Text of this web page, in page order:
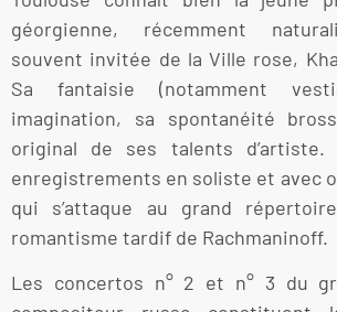
géorgienne, récemment
souvent invitée de la Ville rose,
Sa fantaisie (notamment
imagination, sa spontanéité
original de ses talents d’artiste.
enregistrements en soliste et avec
qui s’attaque au grand
romantisme tardif de Rachmaninoff.
Les concertos n° 2 et n° 3 du